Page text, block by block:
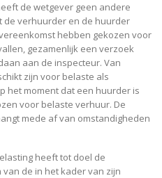
de wetgever geen andere
verhuurder en de huurder
hebben gekozen voor
gezamenlijk een verzoek
aan de inspecteur. Van
zijn voor belaste als
het moment dat een huurder is
voor belaste verhuur. De
mede af van omstandigheden
heeft tot doel de
de in het kader van zijn